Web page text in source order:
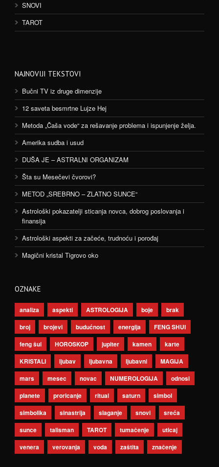
SNOVI
TAROT
NAJNOVIJI TEKSTOVI
Bučni TV iz druge dimenzije
12 saveta besmrtne Lujze Hej
Metoda „Čaša vode“ za rešavanje problema i ispunjenje želja.
Amerika sudba i usud
DUŠA JE – ASTRALNI ORGANIZAM
Šta su Mesečevi čvorovi?
METOD „SREBRNO – ZLATNO SUNCE“
Astrološki pokazatelji sticanja novca, dobrog poslovanja i
finansija
Astrološki aspekti za začeće, trudnoću i porođaj
Magični kristal Tigrovo oko
OZNAKE
analiza aspekti ASTROLOGIJA boje
brak
broj
brojevi budućnost energija
FENG SHUI
feng šui
HOROSKOP jupiter kamen
karte
KRISTALI
ljubav ljubavna ljubavni
MAGIJA
mars
mesec novac NUMEROLOGIJA
odnosi
planete
proricanje ritual saturn
simbol
simbolika
sinastrija slaganje snovi
sreća
sunce
talisman TAROT tumačenje
uticaj
venera
verovanja voda zaštita značenje